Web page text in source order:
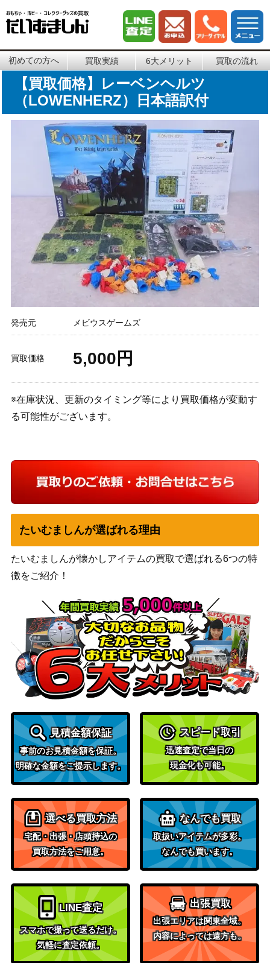
初めての方へ 買取実績 6大メリット 買取の流れ
【買取価格】レーベンヘルツ
（LOWENHERZ）日本語訳付
発売元 メビウスゲームズ
買取価格 5,000円
※在庫状況、更新のタイミング等により買取価格が変動す
る可能性がございます。
たいむましんが選ばれる理由
たいむましんが懐かしアイテムの買取で選ばれる6つの特
徴をご紹介！
見積金額保証
事前のお見積金額を保証。
明確な金額をご提示します。
スピード取引
迅速査定で当日の
現金化も可能。
選べる買取方法
宅配・出張・店頭持込の
買取方法をご用意。
なんでも買取
取扱いアイテムが多彩。
なんでも買います。
LINE査定
スマホで撮って送るだけ。
気軽に査定依頼。
出張買取
出張エリアは関東全域。
内容によっては遠方も。